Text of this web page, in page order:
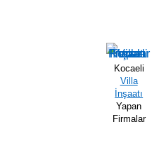
Kocaeli
Villa
İnşaatı
Yapan
Firmalar